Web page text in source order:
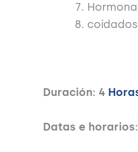
Duración: 4
Datas e horarios: